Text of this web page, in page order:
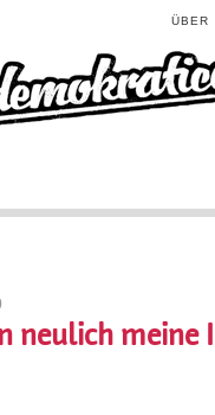
ÜBER
neulich meine